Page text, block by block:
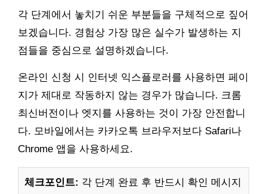
각 단계에서 놓치기 쉬운 부분들을 구체적으로 짚어
보겠습니다. 경험상 가장 많은 실수가 발생하는 지
점들을 중심으로 설명하겠습니다.
온라인 신청 시 인터넷 익스플로러를 사용하면 페이
지가 제대로 작동하지 않는 경우가 많습니다. 크롬
최신버전이나 엣지를 사용하는 것이 가장 안전합니
다. 모바일에서는 카카오톡 브라우저보다 Safari나
Chrome 앱을 사용하세요.
체크포인트: 각 단계 완료 후 반드시 확인 메시지